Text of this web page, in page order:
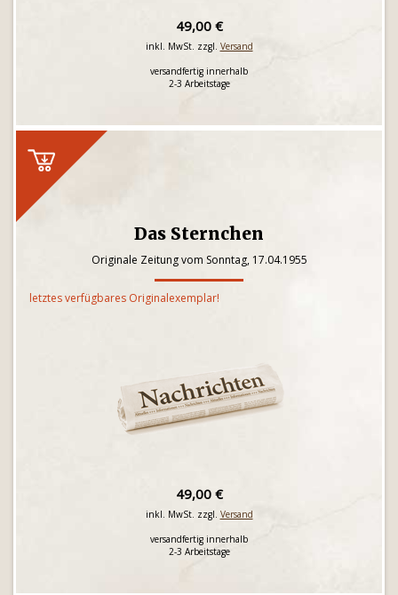
49,00 €
inkl. MwSt. zzgl. Versand
versandfertig innerhalb
2-3 Arbeitstage
Das Sternchen
Originale Zeitung vom Sonntag, 17.04.1955
letztes verfügbares Originalexemplar!
49,00 €
inkl. MwSt. zzgl. Versand
versandfertig innerhalb
2-3 Arbeitstage